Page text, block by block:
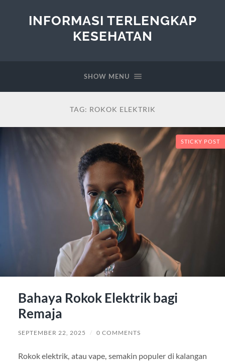
INFORMASI TERLENGKAP
KESEHATAN
SHOW MENU
TAG: ROKOK ELEKTRIK
STICKY POST
Bahaya Rokok Elektrik bagi
Remaja
SEPTEMBER 22, 2025 / 0 COMMENTS
Rokok elektrik, atau vape, semakin populer di kalangan